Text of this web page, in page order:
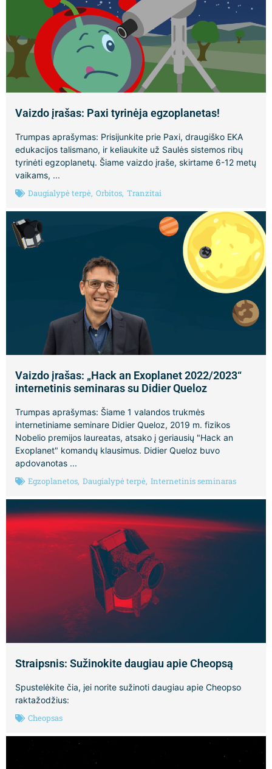
Vaizdo įrašas: Paxi tyrinėja egzoplanetas!
Trumpas aprašymas: Prisijunkite prie Paxi, draugiško EKA
edukacijos talismano, ir keliaukite už Saulės sistemos ribų
tyrinėti egzoplanetų. Šiame vaizdo įraše, skirtame 6-12 metų
vaikams, ...
Daugialypė terpė, Orbitos, Tranzitai
Vaizdo įrašas: „Hack an Exoplanet 2022/2023“
internetinis seminaras su Didier Queloz
Trumpas aprašymas: Šiame 1 valandos trukmės
internetiniame seminare Didier Queloz, 2019 m. fizikos
Nobelio premijos laureatas, atsako į geriausių "Hack an
Exoplanet" komandų klausimus. Didier Queloz buvo
apdovanotas ...
Egzoplanetos, Daugialypė terpė, Internetinis seminaras
Straipsnis: Sužinokite daugiau apie Cheopsą
Spustelėkite čia, jei norite sužinoti daugiau apie Cheopso
raktažodžius:
Cheopsas